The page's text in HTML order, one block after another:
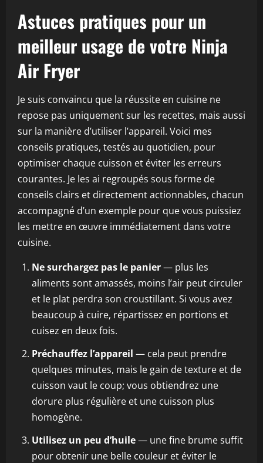
Astuces pratiques pour un
meilleur usage de votre Ninja
Air Fryer
Je suis convaincu que la réussite en cuisine ne
repose pas uniquement sur les recettes, mais aussi
sur la manière d’utiliser l’appareil. Voici mes
conseils pratiques, testés au quotidien, pour
optimiser chaque cuisson et éviter les erreurs
courantes. Je les ai regroupés sous forme de
conseils clairs et directement actionnables, chacun
accompagné d’un exemple pour que vous puissiez
les mettre en œuvre immédiatement dans votre
cuisine.
Ne surchargez pas le panier— plus les
aliments sont amassés, moins l’air peut circuler
et le plat perdra son croustillant. Si vous avez
beaucoup à cuire, répartissez en portions et
cuisez en deux fois.
Préchauffez l’appareil — cela peut prendre
quelques minutes, mais le gain de texture et de
cuisson vaut le coup; vous obtiendrez une
dorure plus régulière et une cuisson plus
homogène.
Utilisez un peu d’huile— une fine brume suffit
pour obtenir une belle couleur et éviter le